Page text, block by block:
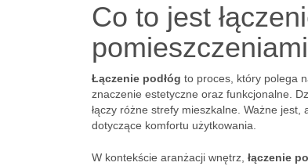
Co to jest
Łączenie podłóg to proces, który polega
znaczenie estetyczne oraz funkcjonalne.
łączy różne strefy mieszkalne. Ważne
dotyczące komfortu użytkowania.
W kontekście aranżacji wnętrz, łączenie